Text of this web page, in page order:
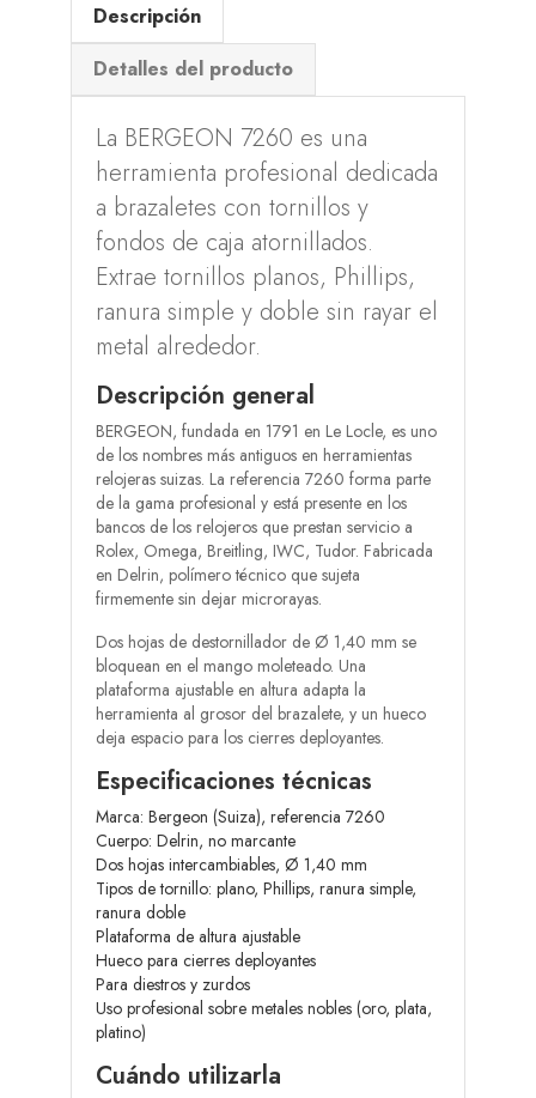
Descripción
Detalles del producto
La BERGEON 7260 es una
herramienta profesional dedicada
a brazaletes con tornillos y
fondos de caja atornillados.
Extrae tornillos planos, Phillips,
ranura simple y doble sin rayar el
metal alrededor.
Descripción general
BERGEON, fundada en 1791 en Le Locle, es uno
de los nombres más antiguos en herramientas
relojeras suizas. La referencia 7260 forma parte
de la gama profesional y está presente en los
bancos de los relojeros que prestan servicio a
Rolex, Omega, Breitling, IWC, Tudor. Fabricada
en Delrin, polímero técnico que sujeta
firmemente sin dejar microrayas.
Dos hojas de destornillador de Ø 1,40 mm se
bloquean en el mango moleteado. Una
plataforma ajustable en altura adapta la
herramienta al grosor del brazalete, y un hueco
deja espacio para los cierres deployantes.
Especificaciones técnicas
Marca: Bergeon (Suiza), referencia 7260
Cuerpo: Delrin, no marcante
Dos hojas intercambiables, Ø 1,40 mm
Tipos de tornillo: plano, Phillips, ranura simple,
ranura doble
Plataforma de altura ajustable
Hueco para cierres deployantes
Para diestros y zurdos
Uso profesional sobre metales nobles (oro, plata,
platino)
Cuándo utilizarla